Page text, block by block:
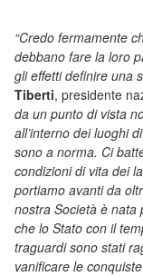
“Credo fermamente
debbano fare la loro
gli effetti definire una
Tiberti, presidente
da un punto di vista
all’interno dei luoghi
sono a norma. Ci
condizioni di vita dei
portiamo avanti da
nostra Società è nata
che lo Stato con il
traguardi sono stati
vanificare le